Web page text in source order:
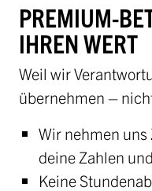
PREMIUM-
IHREN WERT
Weil wir
übernehmen –
Wir nehmen uns
deine Zahlen
Keine